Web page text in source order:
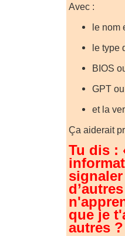
Avec :
le nom
le type
BIOS
GPT ou
et la
Ça aiderait
Tu dis :
que je
autres ?